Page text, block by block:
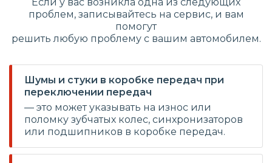
проблем, записывайтесь на сервис, и вам
помогут
решить любую проблему с вашим автомобилем.
Шумы и стуки в коробке передач при
переключении передач
— это может указывать на износ или
поломку зубчатых колес, синхронизаторов
или подшипников в коробке передач.